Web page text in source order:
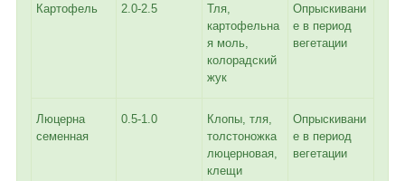
Картофель 2.0-2.5
Тля,
картофельна
я моль,
колорадский
жук
Опрыскивани
е в период
вегетации
Люцерна
семенная
0.5-1.0
Клопы, тля,
толстоножка
люцерновая,
клещи
Опрыскивани
е в период
вегетации